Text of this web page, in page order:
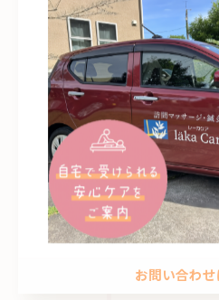
#マッサージ #訪
カテゴリ
全てのカテゴ
高齢者
健康保険
お問い合わせ